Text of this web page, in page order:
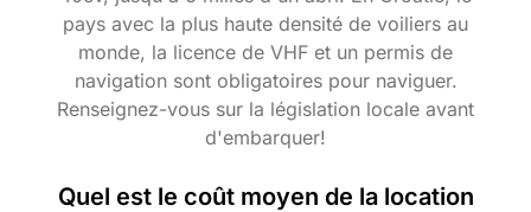
pays avec la plus haute densité de voiliers au
monde, la licence de VHF et un permis de
navigation sont obligatoires pour naviguer.
Renseignez-vous sur la législation locale avant
d'embarquer!
Quel est le coût moyen de la location